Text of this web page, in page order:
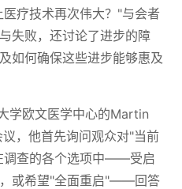
疗技术再次伟大？"与会者
失败，还讨论了进步的障
如何确保这些进步能够惠及
学欧文医学中心的Martin
，他首先询问观众对"当前
调查的各个选项中——受启
或希望"全面重启"——回答